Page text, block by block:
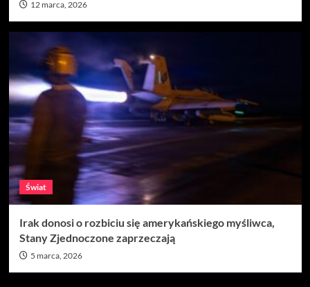
12 marca, 2026
Świat
Irak donosi o rozbiciu się amerykańskiego myśliwca,
Stany Zjednoczone zaprzeczają
5 marca, 2026